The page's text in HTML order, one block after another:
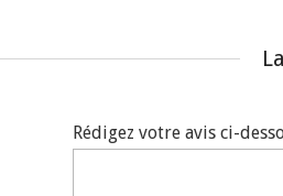
Rédigez votre avis ci-